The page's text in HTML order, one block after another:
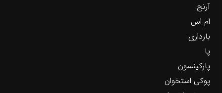
آرنج
ام اس
بارداری
پا
پارکینسون
پوکی استخوان